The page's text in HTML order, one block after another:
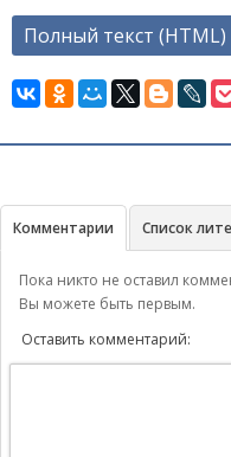
Полный текст (HTML)
Комментарии Список
Пока никто не оставил
Вы можете быть первым.
Оставить комментарий: